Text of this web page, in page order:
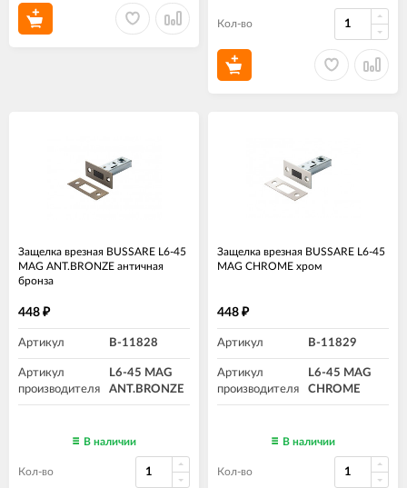
Кол-во
Защелка врезная BUSSARE L6-45
MAG ANT.BRONZE античная
бронза
448 ₽
Артикул B-11828
Артикул
производителя
L6-45 MAG
ANT.BRONZE
В наличии
Кол-во
Защелка врезная BUSSARE L6-45
MAG CHROME хром
448 ₽
Артикул B-11829
Артикул
производителя
L6-45 MAG
CHROME
В наличии
Кол-во